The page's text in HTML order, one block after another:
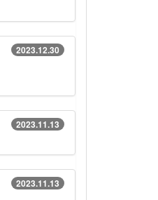
2023.12.30
2023.11.13
2023.11.13